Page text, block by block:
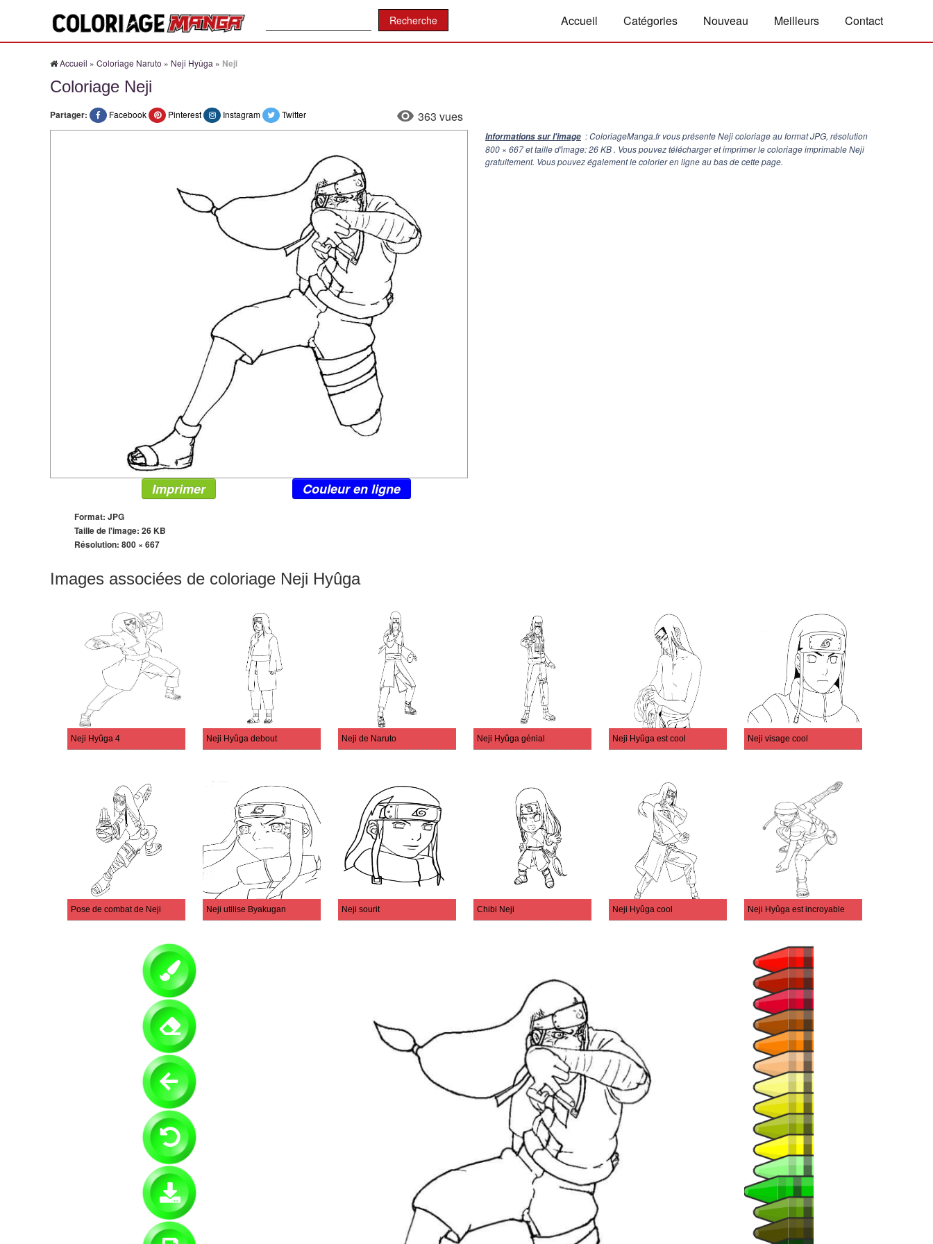
Accueil Catégories Nouveau Meilleurs Contact
Accueil » Coloriage Naruto » Neji Hyûga » Neji
Coloriage Neji
Partager: Facebook Pinterest Instagram Twitter 363 vues
Informations sur l'image : ColoriageManga.fr vous présente Neji coloriage au format JPG, résolution
800 × 667et taille d'image: 26 KB . Vous pouvez télécharger et imprimer le coloriage imprimable Neji
gratuitement. Vous pouvez également le colorier en ligne au bas de cette page.
Imprimer Couleur en ligne
Format: JPG
Taille de l'image: 26 KB
Résolution: 800 × 667
Images associées de coloriage Neji Hyûga
Neji Hyûga 4 Neji Hyûga debout Neji de Naruto Neji Hyûga génial Neji Hyûga est cool Neji visage cool
Pose de combat de Neji Neji utilise Byakugan Neji sourit Chibi Neji Neji Hyûga cool Neji Hyûga est incroyable